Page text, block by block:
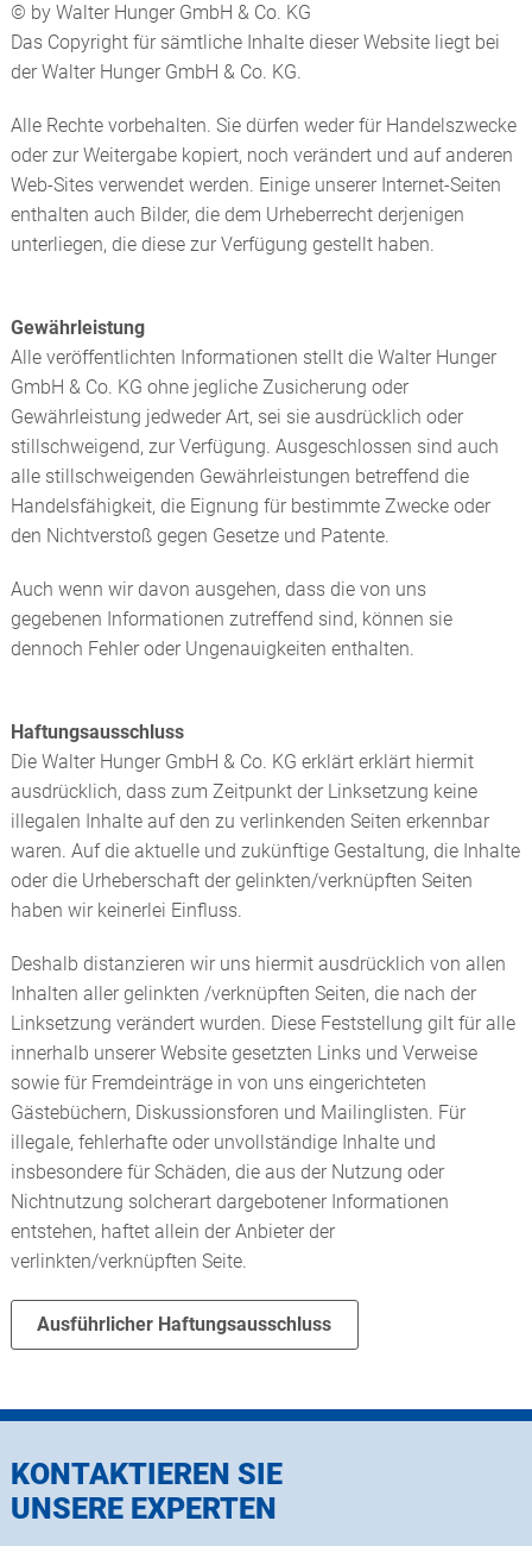
© by Walter Hunger GmbH & Co. KG
Das Copyright für sämtliche Inhalte dieser Website liegt bei
der Walter Hunger GmbH & Co. KG.
Alle Rechte vorbehalten. Sie dürfen weder für Handelszwecke
oder zur Weitergabe kopiert, noch verändert und auf anderen
Web-Sites verwendet werden. Einige unserer Internet-Seiten
enthalten auch Bilder, die dem Urheberrecht derjenigen
unterliegen, die diese zur Verfügung gestellt haben.
Gewährleistung
Alle veröffentlichten Informationen stellt die Walter Hunger
GmbH & Co. KG ohne jegliche Zusicherung oder
Gewährleistung jedweder Art, sei sie ausdrücklich oder
stillschweigend, zur Verfügung. Ausgeschlossen sind auch
alle stillschweigenden Gewährleistungen betreffend die
Handelsfähigkeit, die Eignung für bestimmte Zwecke oder
den Nichtverstoß gegen Gesetze und Patente.
Auch wenn wir davon ausgehen, dass die von uns
gegebenen Informationen zutreffend sind, können sie
dennoch Fehler oder Ungenauigkeiten enthalten.
Haftungsausschluss
Die Walter Hunger GmbH & Co. KG erklärt erklärt hiermit
ausdrücklich, dass zum Zeitpunkt der Linksetzung keine
illegalen Inhalte auf den zu verlinkenden Seiten erkennbar
waren. Auf die aktuelle und zukünftige Gestaltung, die Inhalte
oder die Urheberschaft der gelinkten/verknüpften Seiten
haben wir keinerlei Einfluss.
Deshalb distanzieren wir uns hiermit ausdrücklich von allen
Inhalten aller gelinkten /verknüpften Seiten, die nach der
Linksetzung verändert wurden. Diese Feststellung gilt für alle
innerhalb unserer Website gesetzten Links und Verweise
sowie für Fremdeinträge in von uns eingerichteten
Gästebüchern, Diskussionsforen und Mailinglisten. Für
illegale, fehlerhafte oder unvollständige Inhalte und
insbesondere für Schäden, die aus der Nutzung oder
Nichtnutzung solcherart dargebotener Informationen
entstehen, haftet allein der Anbieter der
verlinkten/verknüpften Seite.
Ausführlicher Haftungsausschluss
KONTAKTIEREN SIE
UNSERE EXPERTEN